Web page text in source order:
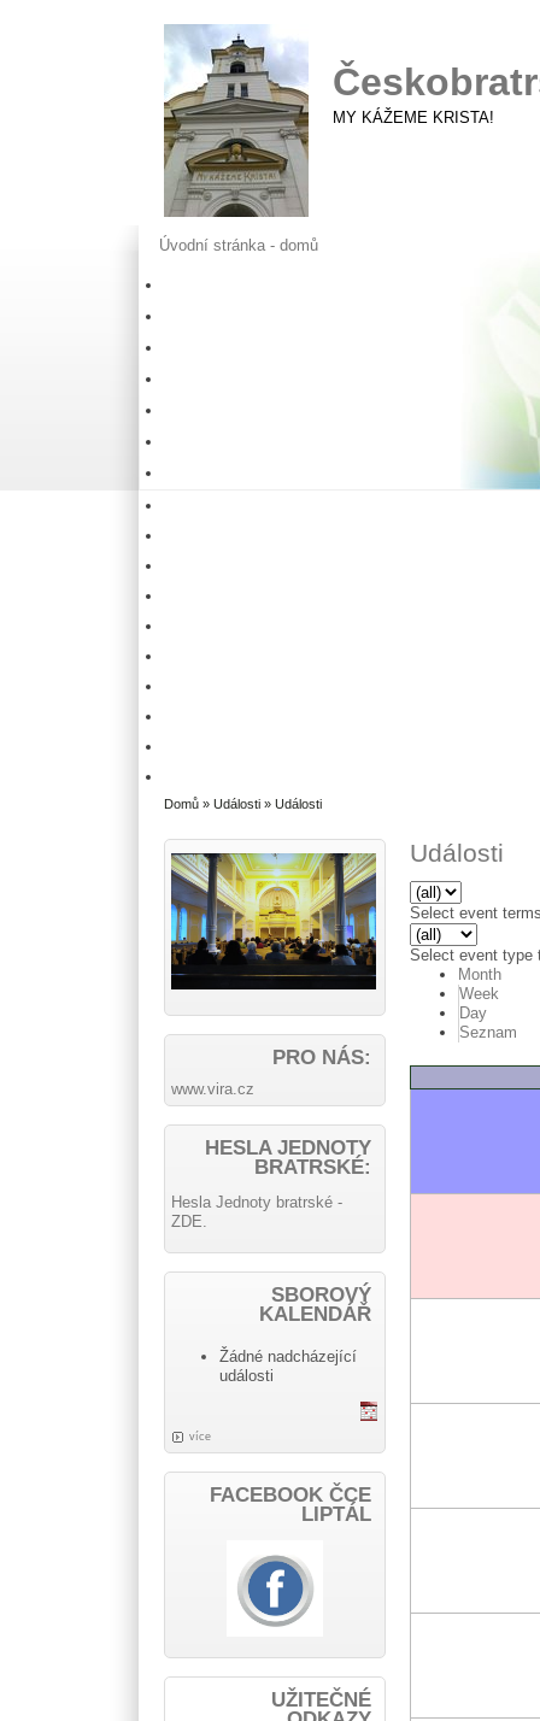
MY KÁŽEME KRISTA!
Úvodní stránka - domů
Domů »Události » Události
Události
Select event
Select event type
Month
Week
Day
Seznam
PRO NÁS:
www.vira.cz
HESLA JEDNOTY
BRATRSKÉ:
Hesla Jednoty bratrské -
ZDE.
SBOROVÝ
KALENDÁŘ
Žádné nadcházející
události
více
FACEBOOK ČCE
LIPTÁL
UŽITEČNÉ